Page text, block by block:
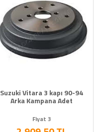
Suzuki Vitara 3 kapı 90-94
Arka Kampana Adet
Fiyat 3